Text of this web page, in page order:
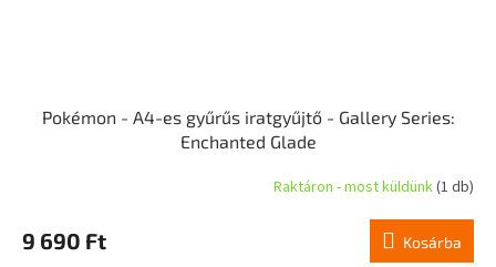
Pokémon - A4-es gyűrűs iratgyűjtő - Gallery Series:
Enchanted Glade
Raktáron - most küldünk(1 db)
9 690 Ft Kosárba